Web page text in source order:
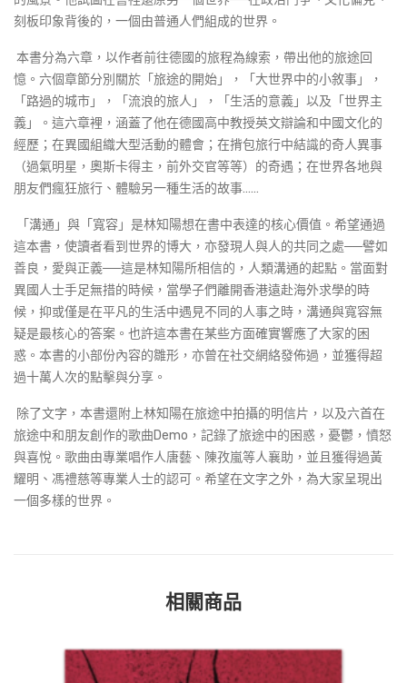
刻板印象背後的，一個由普通人們組成的世界。
本書分為六章，以作者前往德國的旅程為線索，帶出他的旅途回
憶。六個章節分別關於「旅途的開始」，「大世界中的小敘事」，
「路過的城市」，「流浪的旅人」，「生活的意義」以及「世界主
義」。這六章裡，涵蓋了他在德國高中教授英文辯論和中國文化的
經歷；在異國組織大型活動的體會；在揹包旅行中結識的奇人異事
（過氣明星，奧斯卡得主，前外交官等等）的奇遇；在世界各地與
朋友們瘋狂旅行、體驗另一種生活的故事……
「溝通」與「寬容」是林知陽想在書中表達的核心價值。希望通過
這本書，使讀者看到世界的博大，亦發現人與人的共同之處──譬如
善良，愛與正義──這是林知陽所相信的，人類溝通的起點。當面對
異國人士手足無措的時候，當學子們離開香港遠赴海外求學的時
候，抑或僅是在平凡的生活中遇見不同的人事之時，溝通與寬容無
疑是最核心的答案。也許這本書在某些方面確實響應了大家的困
惑。本書的小部份內容的雛形，亦曾在社交網絡發佈過，並獲得超
過十萬人次的點擊與分享。
除了文字，本書還附上林知陽在旅途中拍攝的明信片，以及六首在
旅途中和朋友創作的歌曲Demo，記錄了旅途中的困惑，憂鬱，憤怒
與喜悅。歌曲由專業唱作人唐藝、陳孜嵐等人襄助，並且獲得過黃
耀明、馮禮慈等專業人士的認可。希望在文字之外，為大家呈現出
一個多樣的世界。
相關商品